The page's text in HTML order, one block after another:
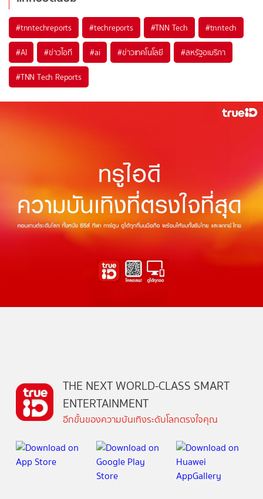
#tnntechreports #techreports #TNN Tech #tnntech
#AI #ข่าวไอที #ai #ข่าวเทคโนโลยี #สหรัฐอเมริกา
#TNN Tech Reports
THE NEXT WORLD-CLASS SMART
ENTERTAINMENT
อีกขั้นของความบันเทิงระดับโลกตรงใจคุณ